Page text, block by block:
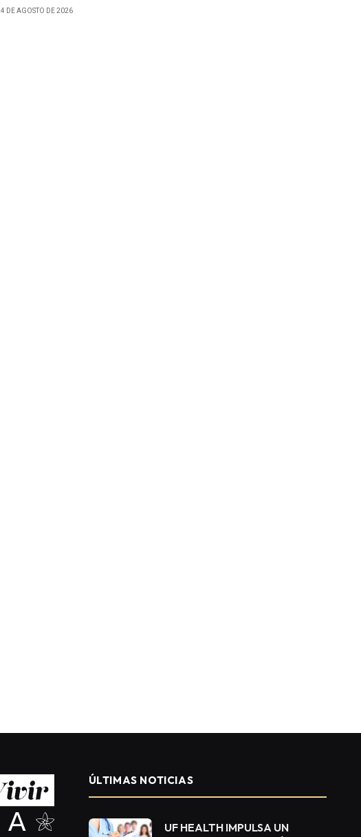
4 DE AGOSTO DE 2026
ÚLTIMAS NOTICIAS
UF HEALTH IMPULSA UN